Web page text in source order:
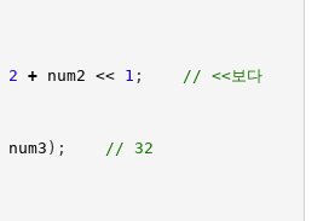
2 + num2 << 1 ;
// <<보다
num3 ); // 32